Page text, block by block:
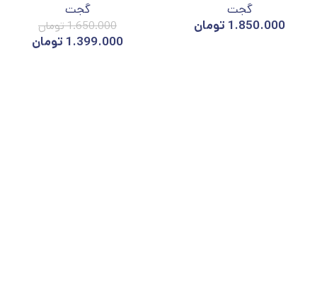
گجت
1.850.000 تومان
گجت
1.650.000تومان
1.399.000 تومان